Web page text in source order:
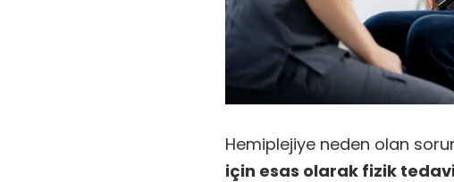
Hemiplejiye neden olan
için esas olarak fizik